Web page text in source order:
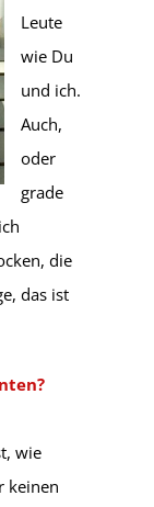
Leute
wie Du
und ich.
Auch,
oder
grade
die
das ist
wie
keinen